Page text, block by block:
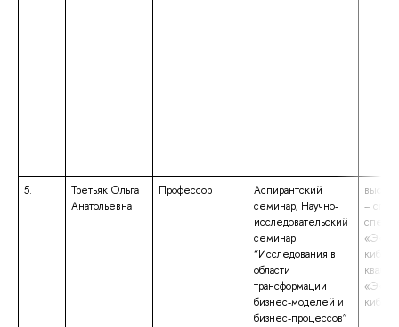
5.
Третьяк Ольга
Анатольевна
Профессор
Аспирантский
семинар, Научно-
исследовательский
семинар
“Исследования в
области
трансформации
бизнес-моделей и
бизнес-процессов”
–